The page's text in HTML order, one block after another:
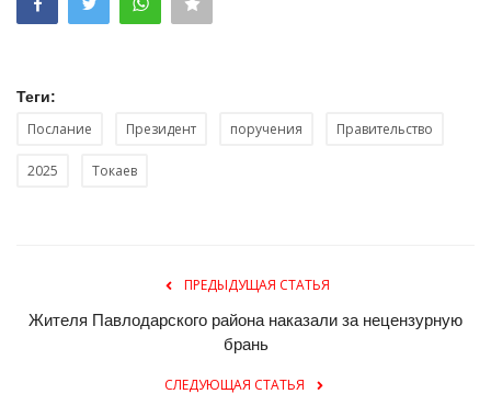
Теги:
Послание Президент поручения Правительство
2025 Токаев
ПРЕДЫДУЩАЯ СТАТЬЯ
Жителя Павлодарского района наказали за нецензурную
брань
СЛЕДУЮЩАЯ СТАТЬЯ